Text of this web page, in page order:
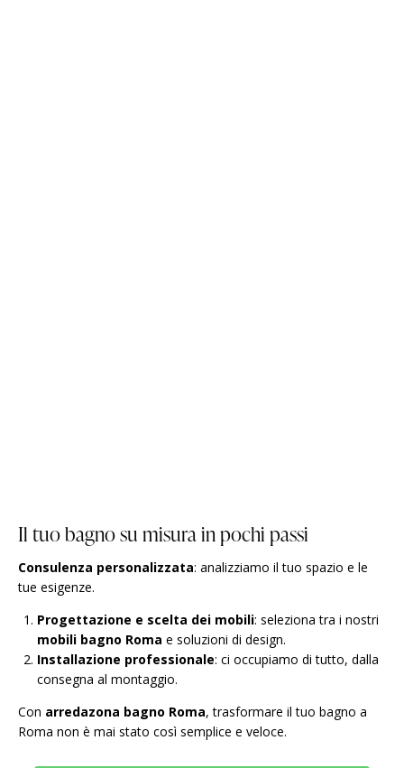
Il tuo bagno su misura in pochi passi
Consulenza personalizzata: analizziamo il tuo spazio e le
tue esigenze.
Progettazione e scelta dei mobili: seleziona tra i nostri
mobili bagno Roma e soluzioni di design.
Installazione professionale: ci occupiamo di tutto, dalla
consegna al montaggio.
Con arredazona bagno Roma, trasformare il tuo bagno a
Roma non è mai stato così semplice e veloce.